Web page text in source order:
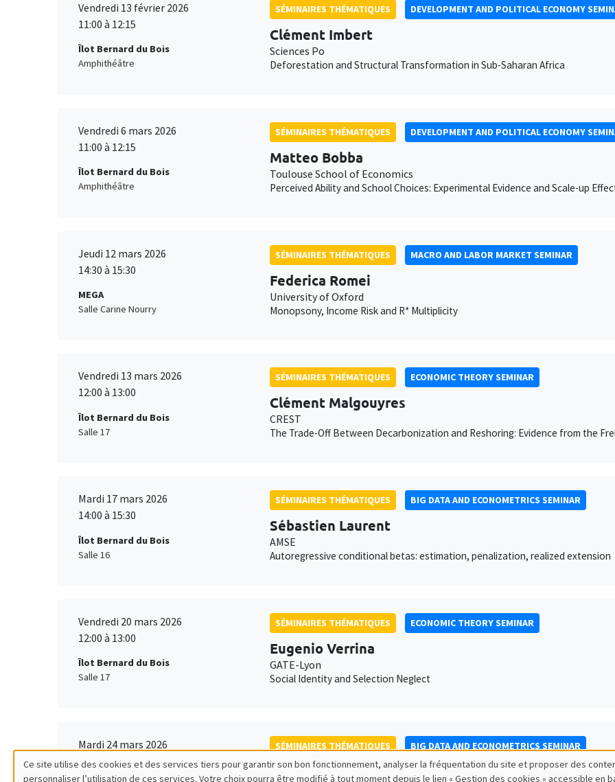
Vendredi 13 février 2026
11:00 à 12:15
Îlot Bernard du Bois
Amphithéâtre
SÉMINAIRES THÉMATIQUES DEVELOPMENT AND POLITICAL ECONOMY
Clément Imbert
Sciences Po
Deforestation and Structural Transformation in Sub-Saharan Africa
Vendredi 6 mars 2026
11:00 à 12:15
Îlot Bernard du Bois
Amphithéâtre
SÉMINAIRES THÉMATIQUES DEVELOPMENT AND POLITICAL ECONOMY
Matteo Bobba
Toulouse School of Economics
Perceived Ability and School Choices: Experimental Evidence and Scale-up
Jeudi 12 mars 2026
14:30 à 15:30
MEGA
Salle Carine Nourry
SÉMINAIRES THÉMATIQUES MACRO AND LABOR MARKET SEMINAR
Federica Romei
University of Oxford
Monopsony, Income Risk and R* Multiplicity
Vendredi 13 mars 2026
12:00 à 13:00
Îlot Bernard du Bois
Salle 17
SÉMINAIRES THÉMATIQUES ECONOMIC THEORY SEMINAR
Clément Malgouyres
CREST
The Trade-Off Between Decarbonization and Reshoring: Evidence from the
Mardi 17 mars 2026
14:00 à 15:30
Îlot Bernard du Bois
Salle 16
SÉMINAIRES THÉMATIQUES BIG DATA AND ECONOMETRICS SEMINAR
Sébastien Laurent
AMSE
Autoregressive conditional betas: estimation, penalization, realized extension
Vendredi 20 mars 2026
12:00 à 13:00
Îlot Bernard du Bois
Salle 17
SÉMINAIRES THÉMATIQUES ECONOMIC THEORY SEMINAR
Eugenio Verrina
GATE-Lyon
Social Identity and Selection Neglect
Mardi 24 mars 2026
14:00 à 15:30
SÉMINAIRES THÉMATIQUES BIG DATA AND ECONOMETRICS SEMINAR
Avner Seror
Ce site utilise des cookies et des services tiers pour garantir son bon fonctionnement, analyser la fréquentation du site et proposer des
personnaliser l’utilisation de ces services. Votre choix pourra être modifié à tout moment depuis le lien « Gestion des cookies » accessible en